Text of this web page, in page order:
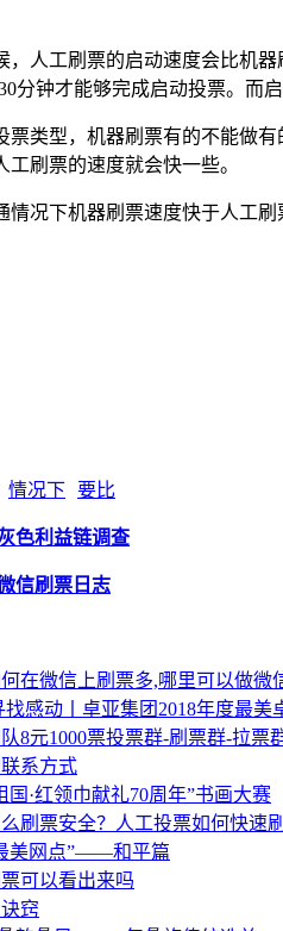
，人工刷票的启动速度会比机
分钟才能够完成启动投票。而
票类型，机器刷票有的不能做
工刷票的速度就会快一些。
情况下机器刷票速度快于人工
情况下 要比
色利益链调查
信刷票日志
在微信上刷票多,哪里可以做微
找感动丨卓亚集团2018年度最美
8元1000票投票群-刷票群-拉票
系方式
国·红领巾献礼70周年”书画大赛
刷票安全？人工投票如何快速
美网点”——和平篇
可以看出来吗
窍